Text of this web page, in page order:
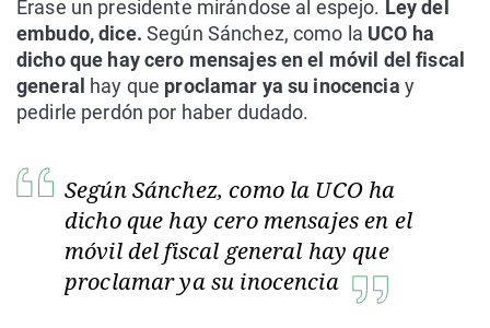
Érase un presidente mirándose al espejo. Ley del
embudo, dice. Según Sánchez, como la UCO ha
dicho que hay cero mensajes en el móvil del fiscal
general hay que proclamar ya su inocencia y
pedirle perdón por haber dudado.
Según Sánchez, como la UCO ha
dicho que hay cero mensajes en el
móvil del fiscal general hay que
proclamar ya su inocencia